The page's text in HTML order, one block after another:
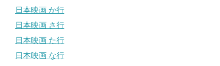
日本映画 か行
日本映画 さ行
日本映画 た行
日本映画 な行